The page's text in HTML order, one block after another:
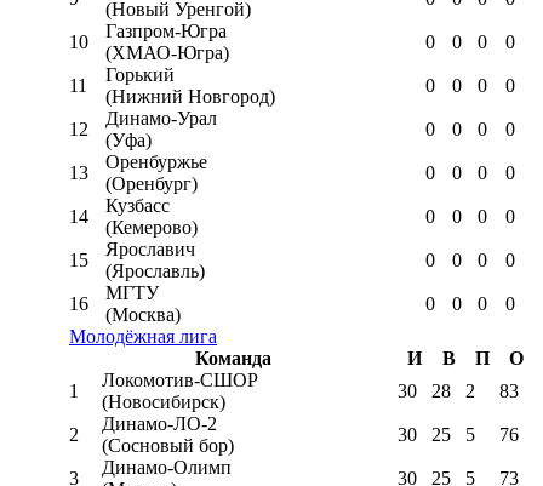
(Новый Уренгой)
10
Газпром-Югра
(ХМАО-Югра)
0 0 0 0
11
Горький
(Нижний Новгород)
0 0 0 0
12
Динамо-Урал
(Уфа)
0 0 0 0
13
Оренбуржье
(Оренбург)
0 0 0 0
14
Кузбасс
(Кемерово)
0 0 0 0
15
Ярославич
(Ярославль)
0 0 0 0
16
МГТУ
(Москва)
0 0 0
0
Молодёжная лига
Команда
И В П
О
1
Локомотив-CШОР
(Новосибирск)
30 28 2 83
2
Динамо-ЛО-2
(Сосновый бор)
30 25 5 76
3
Динамо-Олимп
30 25 5 73